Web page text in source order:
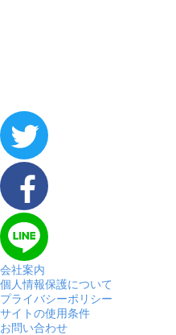
会社案内
個人情報保護について
プライバシーポリシー
サイトの使用条件
お問い合わせ